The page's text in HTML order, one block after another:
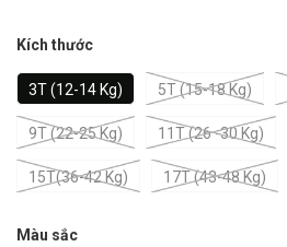
Kích thước
3T (12-14 Kg) 5T (15-18 Kg)
9T (22-25 Kg) 11T (26 -30 Kg)
15T(36-42 Kg) 17T (43-48 Kg)
Màu sắc